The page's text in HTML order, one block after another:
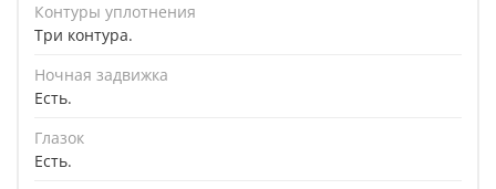
Контуры уплотнения
Три контура.
Ночная задвижка
Есть.
Глазок
Есть.